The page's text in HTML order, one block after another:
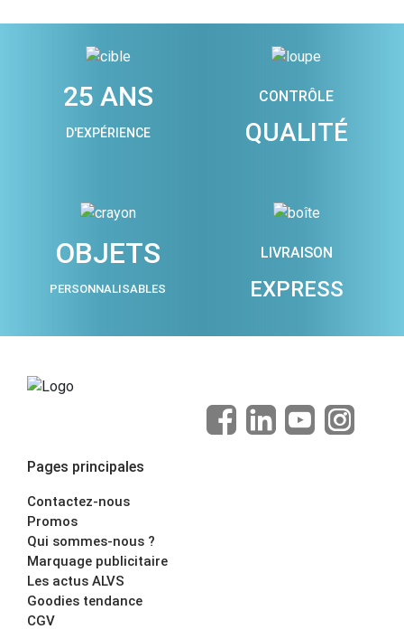
25 ANS
D'EXPÉRIENCE
CONTRÔLE
QUALITÉ
OBJETS
PERSONNALISABLES
LIVRAISON
EXPRESS
Pages principales
Contactez-nous
Promos
Qui sommes-nous ?
Marquage publicitaire
Les actus ALVS
Goodies tendance
CGV